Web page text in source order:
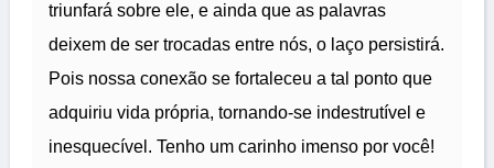
triunfará sobre ele, e ainda que as palavras
deixem de ser trocadas entre nós, o laço persistirá.
Pois nossa conexão se fortaleceu a tal ponto que
adquiriu vida própria, tornando-se indestrutível e
inesquecível. Tenho um carinho imenso por você!